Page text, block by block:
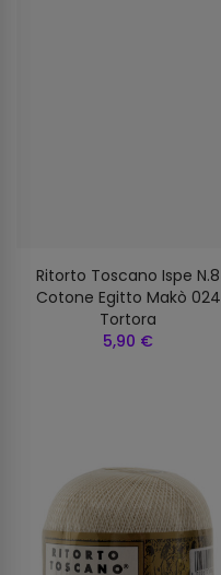
Ritorto Toscano Ispe N.8
Cotone Egitto Makò 024
Tortora
5,90 €